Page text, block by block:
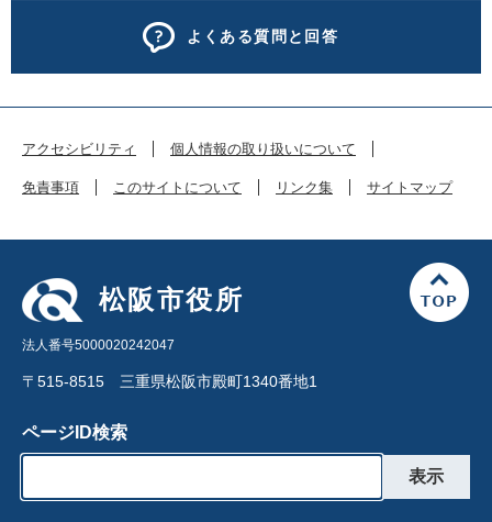
よくある質問と回答
アクセシビリティ 個人情報の取り扱いについて
免責事項 このサイトについて リンク集 サイトマップ
松阪市役所
法人番号5000020242047
〒515-8515 三重県松阪市殿町1340番地1
ページID検索